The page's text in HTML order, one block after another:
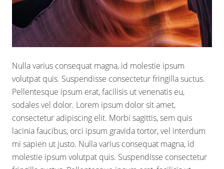
Nulla varius consequat magna, id molestie ipsum
volutpat quis. Suspendisse consectetur fringilla suctus.
Pellentesque ipsum erat, facilisis ut venenatis eu,
sodales vel dolor. Lorem ipsum dolor sit amet,
consectetur adipiscing elit. Morbi sagittis, sem quis
lacinia faucibus, orci ipsum gravida tortor, vel interdum
mi sapien ut justo. Nulla varius consequat magna, id
molestie ipsum volutpat quis. Suspendisse consectetur